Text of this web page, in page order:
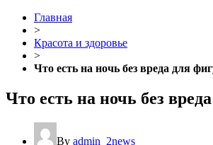
Главная
>
Красота и здоровье
>
Что есть на ночь без вреда для
Что есть на ночь без
By admin_2news